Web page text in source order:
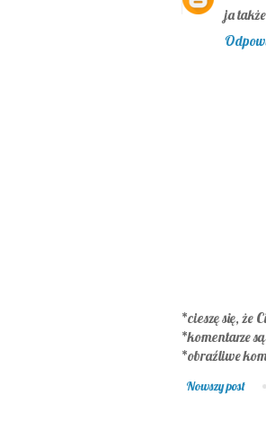
ja
*cieszę się, że
*komentarze
*obraźliwe
Nowszy post